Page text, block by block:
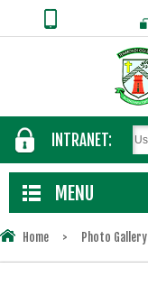
INTRANET:
MENU
Home > Photo Gallery